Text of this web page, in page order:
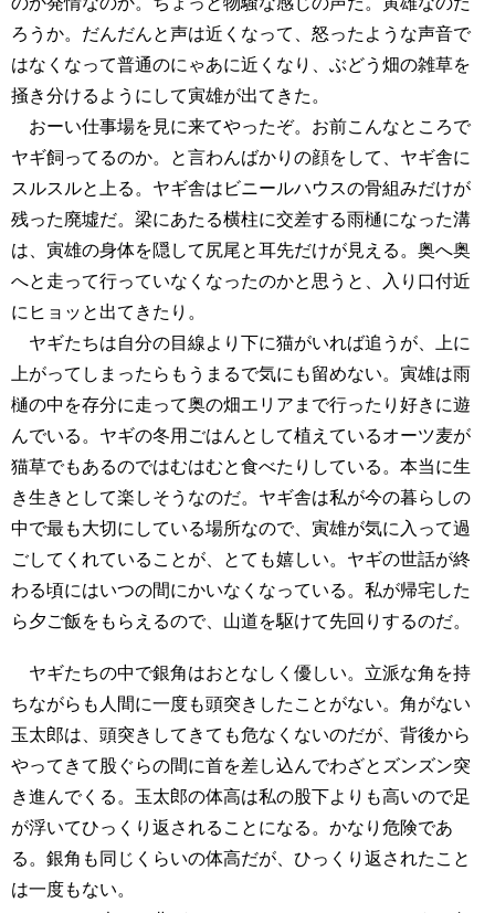
ろうか。だんだんと声は近くなって、怒ったような声音で
はなくなって普通のにゃあに近くなり、ぶどう畑の雑草を
掻き分けるようにして寅雄が出てきた。
おーい仕事場を見に来てやったぞ。お前こんなところで
ヤギ飼ってるのか。と言わんばかりの顔をして、ヤギ舎に
スルスルと上る。ヤギ舎はビニールハウスの骨組みだけが
残った廃墟だ。梁にあたる横柱に交差する雨樋になった溝
は、寅雄の身体を隠して尻尾と耳先だけが見える。奥へ奥
へと走って行っていなくなったのかと思うと、入り口付近
にヒョッと出てきたり。
ヤギたちは自分の目線より下に猫がいれば追うが、上に
上がってしまったらもうまるで気にも留めない。寅雄は雨
樋の中を存分に走って奥の畑エリアまで行ったり好きに遊
んでいる。ヤギの冬用ごはんとして植えているオーツ麦が
猫草でもあるのではむはむと食べたりしている。本当に生
き生きとして楽しそうなのだ。ヤギ舎は私が今の暮らしの
中で最も大切にしている場所なので、寅雄が気に入って過
ごしてくれていることが、とても嬉しい。ヤギの世話が終
わる頃にはいつの間にかいなくなっている。私が帰宅した
ら夕ご飯をもらえるので、山道を駆けて先回りするのだ。
ヤギたちの中で銀角はおとなしく優しい。立派な角を持
ちながらも人間に一度も頭突きしたことがない。角がない
玉太郎は、頭突きしてきても危なくないのだが、背後から
やってきて股ぐらの間に首を差し込んでわざとズンズン突
き進んでくる。玉太郎の体高は私の股下よりも高いので足
が浮いてひっくり返されることになる。かなり危険であ
る。銀角も同じくらいの体高だが、ひっくり返されたこと
は一度もない。